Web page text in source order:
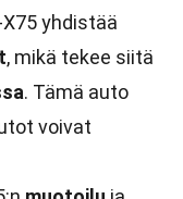
yhdistää
, mikä tekee siitä
. Tämä auto
voivat